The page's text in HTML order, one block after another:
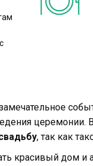
, так как
красивый дом и